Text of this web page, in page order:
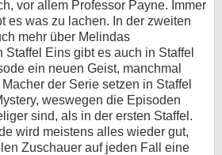
vor allem Professor Payne. Immer
es was zu lachen. In der zweiten
mehr über Melindas
Eins gibt es auch in Staffel
ein neuen Geist, manchmal
der Serie setzen in Staffel
weswegen die Episoden
sind, als in der ersten Staffel.
wird meistens alles wieder gut,
Zuschauer auf jeden Fall eine